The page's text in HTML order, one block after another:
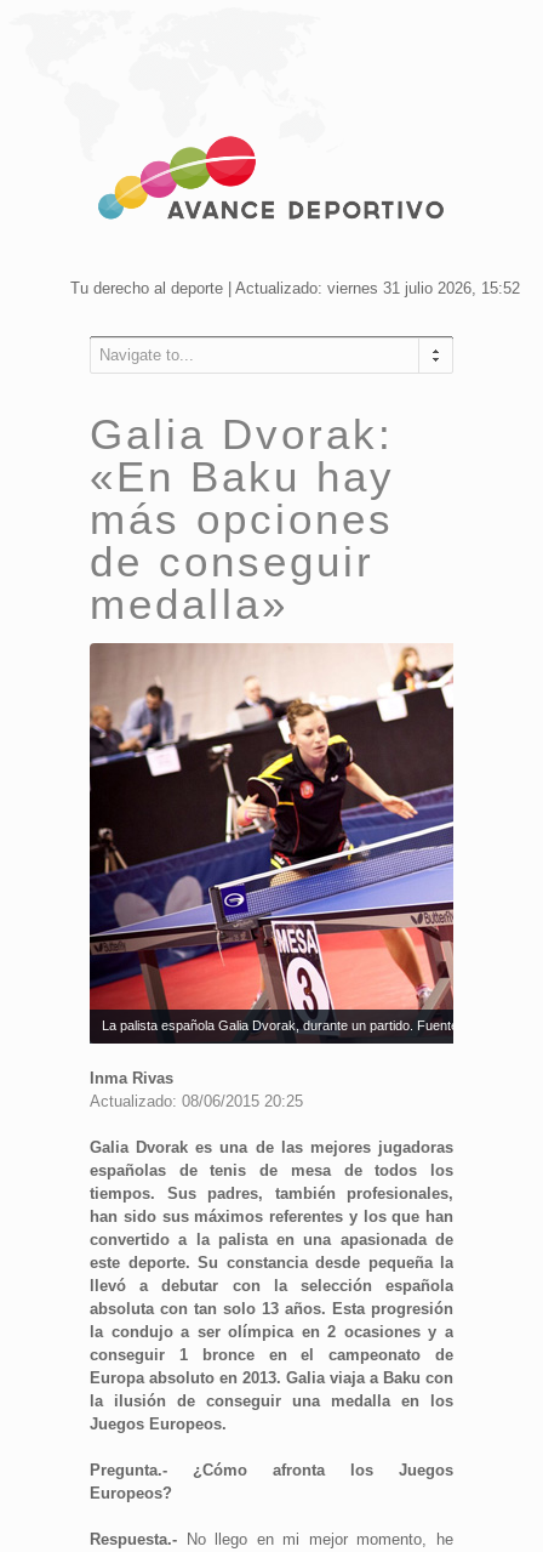
Tu derecho al deporte | Actualizado: viernes 31 julio 2026, 15:52
Navigate to...
Galia Dvorak:
«En Baku hay
más opciones
de conseguir
medalla»
La palista española Galia Dvorak, durante un partido. Fuente: RFETM
Inma Rivas
Actualizado: 08/06/2015 20:25
Galia Dvorak es una de las mejores jugadoras
españolas de tenis de mesa de todos los
tiempos. Sus padres, también profesionales,
han sido sus máximos referentes y los que han
convertido a la palista en una apasionada de
este deporte. Su constancia desde pequeña la
llevó a debutar con la selección española
absoluta con tan solo 13 años. Esta progresión
la condujo a ser olímpica en 2 ocasiones y a
conseguir 1 bronce en el campeonato de
Europa absoluto en 2013. Galia viaja a Baku con
la ilusión de conseguir una medalla en los
Juegos Europeos.
Pregunta.- ¿Cómo afronta los Juegos
Europeos?
Respuesta.-
No llego en mi mejor momento, he